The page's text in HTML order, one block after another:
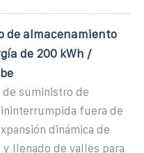
de almacenamiento
de 200 kWh /
de suministro de
fuera de
dinámica de
llenado de valles para